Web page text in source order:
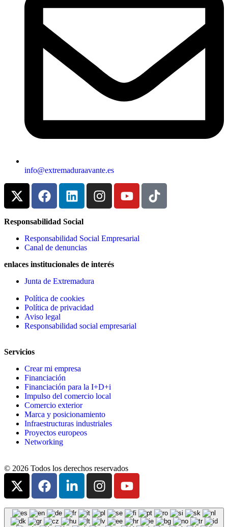
info@extremaduraavante.es
Responsabilidad Social
Responsabilidad Social Empresarial
Canal de denuncias
enlaces institucionales de interés
Junta de Extremadura
Política de cookies
Política de privacidad
Aviso legal
Responsabilidad social empresarial
Servicios
Crear mi empresa
Financiación
Financiación para la I+D+i
Impulso del comercio local
Comercio exterior
Marca y posicionamiento
Infraestructuras industriales
Proyectos europeos
Networking
© 2026 Todos los derechos reservados